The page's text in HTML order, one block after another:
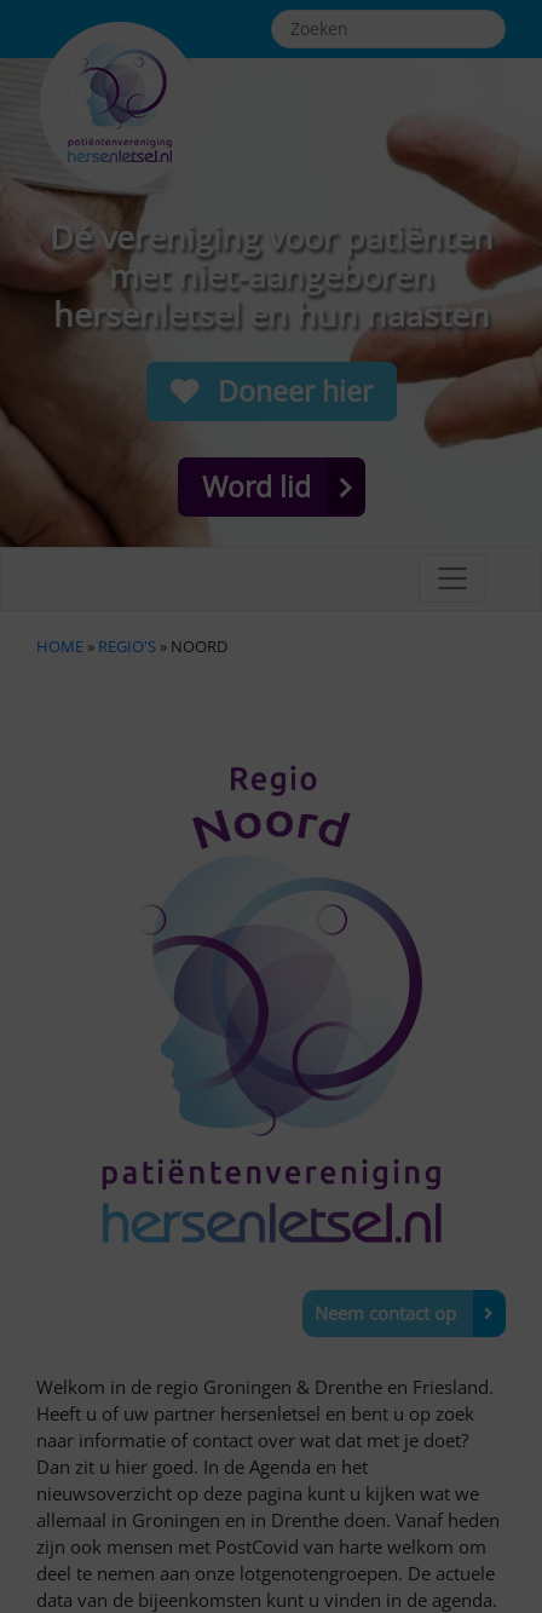
Dé vereniging voor patiënten
met niet-aangeboren
hersenletsel en hun naasten
Doneer hier
Word lid
HOME » REGIO'S » NOORD
Neem contact op
Welkom in de regio Groningen & Drenthe en Friesland.
Heeft u of uw partner hersenletsel en bent u op zoek
naar informatie of contact over wat dat met je doet?
Dan zit u hier goed. In de Agenda en het
nieuwsoverzicht op deze pagina kunt u kijken wat we
allemaal in Groningen en in Drenthe doen. Vanaf heden
zijn ook mensen met PostCovid van harte welkom om
deel te nemen aan onze lotgenotengroepen. De actuele
data van de bijeenkomsten kunt u vinden in de agenda.